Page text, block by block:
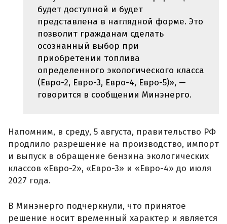
будет доступной и будет
представлена в наглядной форме. Это
позволит гражданам сделать
осознанный выбор при
приобретении топлива
определенного экологического класса
(Евро-2, Евро-3, Евро-4, Евро-5)», —
говорится в сообщении Минэнерго.
Напомним, в среду, 5 августа, правительство РФ
продлило разрешение на производство, импорт
и выпуск в обращение бензина экологических
классов «Евро-2», «Евро-3» и «Евро-4» до июля
2027 года.
В Минэнерго подчеркнули, что принятое
решение носит временный характер и является